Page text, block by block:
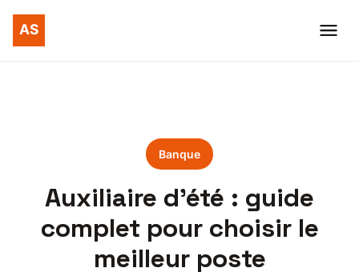
Banque
Auxiliaire d’été : guide
complet pour choisir le
meilleur poste